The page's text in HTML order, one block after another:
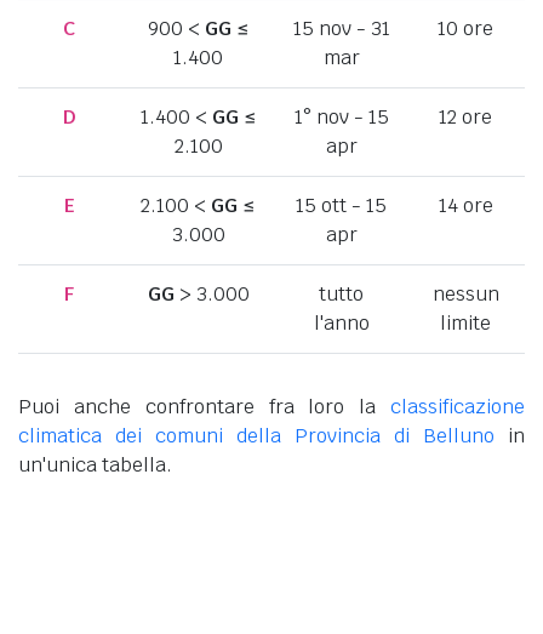
C 900 < GG ≤
1.400
15 nov - 31
mar
10 ore
D 1.400 < GG ≤
2.100
1° nov - 15
apr
12 ore
E 2.100 < GG ≤
3.000
15 ott - 15
apr
14 ore
F GG > 3.000
tutto
l'anno
nessun
limite
Puoi anche confrontare fra loro la classificazione
climatica dei comuni della Provincia di Belluno in
un'unica tabella.